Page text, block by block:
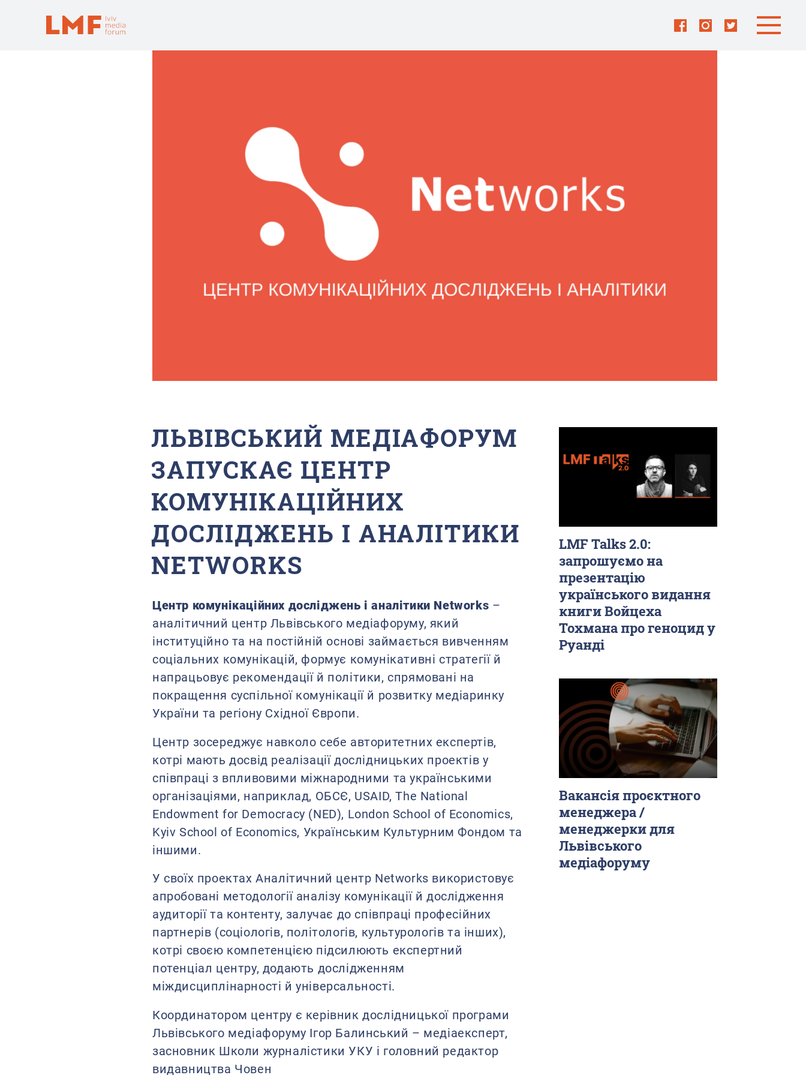
ЛЬВІВСЬКИЙ МЕДІАФОРУМ
ЗАПУСКАЄ ЦЕНТР
КОМУНІКАЦІЙНИХ
ДОСЛІДЖЕНЬ І АНАЛІТИКИ
NETWORKS
Центр комунікаційних досліджень і аналітики Networks –
аналітичний центр Львівського медіафоруму, який
інституційно та на постійній основі займається вивченням
соціальних комунікацій, формує комунікативні стратегії й
напрацьовує рекомендації й політики, спрямовані на
покращення суспільної комунікації й розвитку медіаринку
України та регіону Східної Європи.
Центр зосереджує навколо себе авторитетних експертів,
котрі мають досвід реалізації дослідницьких проектів у
співпраці з впливовими міжнародними та українськими
організаціями, наприклад, ОБСЄ, USAID, The National
Endowment for Democracy (NED), London School of Economics,
Kyiv School of Economics, Українським Культурним Фондом та
іншими.
У своїх проектах Аналітичний центр Networks використовує
апробовані методології аналізу комунікації й дослідження
аудиторії та контенту, залучає до співпраці професійних
партнерів (соціологів, політологів, культурологів та інших),
котрі своєю компетенцією підсилюють експертний
потенціал центру, додають дослідженням
міждисциплінарності й універсальності.
Координатором центру є керівник дослідницької програми
Львівського медіафоруму Ігор Балинський – медіаексперт,
засновник Школи журналістики УКУ і головний редактор
видавництва Човен
LMF Talks 2.0:
запрошуємо на
презентацію
українського видання
книги Войцеха
Тохмана про геноцид у
Руанді
Вакансія проєктного
менеджера /
менеджерки для
Львівського
медіафоруму